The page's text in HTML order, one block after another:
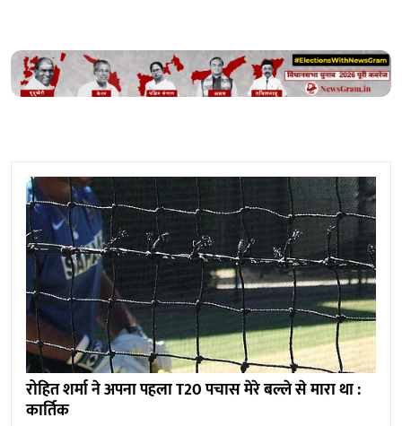
रोहित शर्मा ने अपना पहला T20 पचास मेरे बल्ले से मारा था :
कार्तिक